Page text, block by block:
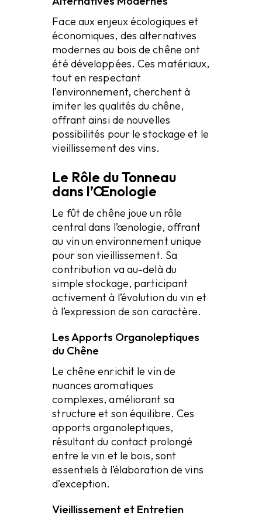
Face aux enjeux écologiques et
économiques, des alternatives
modernes au bois de chêne ont
été développées. Ces matériaux,
tout en respectant
l’environnement, cherchent à
imiter les qualités du chêne,
offrant ainsi de nouvelles
possibilités pour le stockage et le
vieillissement des vins.
Le Rôle du Tonneau
dans l’Œnologie
Le fût de chêne joue un rôle
central dans l’œnologie, offrant
au vin un environnement unique
pour son vieillissement. Sa
contribution va au-delà du
simple stockage, participant
activement à l’évolution du vin et
à l’expression de son caractère.
Les Apports Organoleptiques
du Chêne
Le chêne enrichit le vin de
nuances aromatiques
complexes, améliorant sa
structure et son équilibre. Ces
apports organoleptiques,
résultant du contact prolongé
entre le vin et le bois, sont
essentiels à l’élaboration de vins
d’exception.
Vieillissement et Entretien